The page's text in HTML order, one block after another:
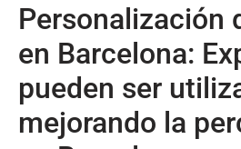
Personalización
en Barcelona:
pueden ser
mejorando la